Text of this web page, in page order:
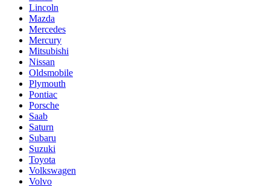
Lincoln
Mazda
Mercedes
Mercury
Mitsubishi
Nissan
Oldsmobile
Plymouth
Pontiac
Porsche
Saab
Saturn
Subaru
Suzuki
Toyota
Volkswagen
Volvo